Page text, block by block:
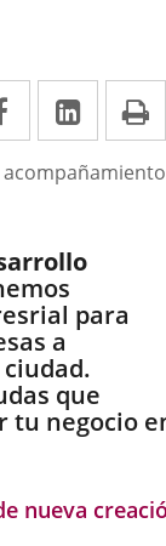
Facebook
Enlace
a
una
externa.
Enlace
a
una
para
a
que
tu negocio
nueva